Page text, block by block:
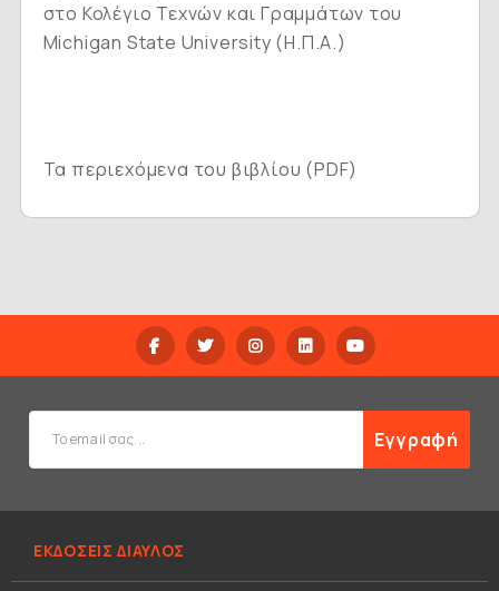
στο Κολέγιο Τεχνών και Γραμμάτων του
Michigan State University (Η.Π.Α.)
Τα περιεχόμενα του βιβλίου (PDF)
Εγγραφή
ΕΚΔΟΣΕΙΣ ΔΙΑΥΛΟΣ